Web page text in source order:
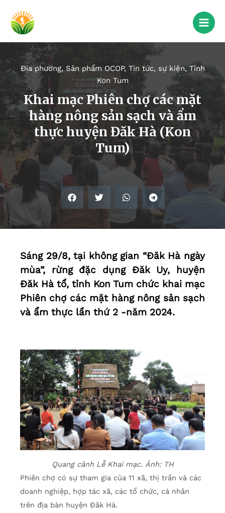
Địa phương, Sản phẩm OCOP, Tin tức, sự kiện, Tỉnh
Kon Tum
Khai mạc Phiên chợ các mặt
hàng nông sản sạch và ẩm
thực huyện Đăk Hà (Kon
Tum)
Sáng 29/8, tại không gian “Đăk Hà ngày
mùa”, rừng đặc dụng Đăk Uy, huyện
Đăk Hà tổ, tỉnh Kon Tum chức khai mạc
Phiên chợ các mặt hàng nông sản sạch
và ẩm thực lần thứ 2 -năm 2024.
Quang cảnh Lễ Khai mạc. Ảnh: TH
Phiên chợ có sự tham gia của 11 xã, thị trấn và các
doanh nghiệp, hợp tác xã, các tổ chức, cá nhân
trên địa bàn huyện Đăk Hà.